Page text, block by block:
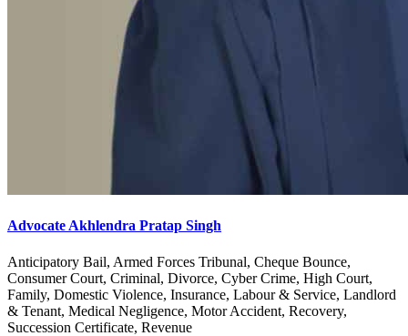
Advocate Akhlendra Pratap Singh
Anticipatory Bail, Armed Forces Tribunal, Cheque Bounce,
Consumer Court, Criminal, Divorce, Cyber Crime, High Court,
Family, Domestic Violence, Insurance, Labour & Service, Landlord
& Tenant, Medical Negligence, Motor Accident, Recovery,
Succession Certificate, Revenue